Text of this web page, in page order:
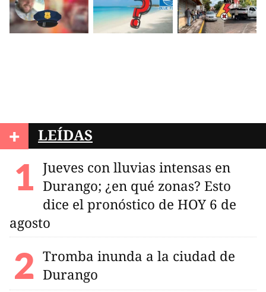
+ LEÍDAS
Jueves con lluvias intensas en
Durango; ¿en qué zonas? Esto
dice el pronóstico de HOY 6 de
agosto
Tromba inunda a la ciudad de
Durango